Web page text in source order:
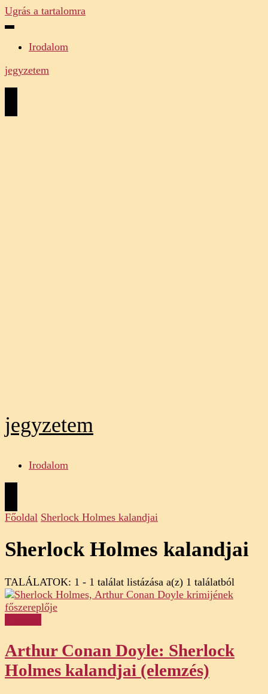
Ugrás a tartalomra
Irodalom
jegyzetem
jegyzetem
Irodalom
Főoldal Sherlock Holmes kalandjai
Sherlock Holmes kalandjai
TALÁLATOK: 1 - 1 találat listázása a(z) 1 találatból
Arthur Conan Doyle: Sherlock
Holmes kalandjai (elemzés)